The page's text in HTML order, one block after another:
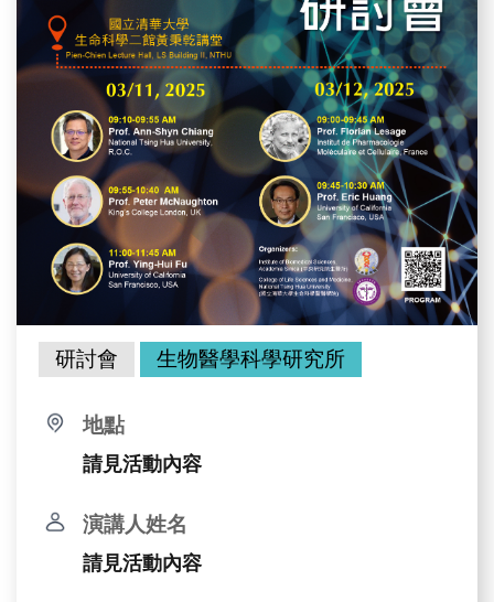
研討會 生物醫學科學研究所
地點
請見活動內容
演講人姓名
請見活動內容